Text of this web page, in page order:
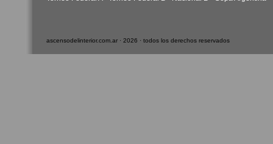
ascensodelinterior.com.ar · 2026 · todos los derechos reservados